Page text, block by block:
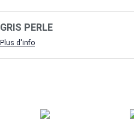
GRIS PERLE
Plus d'info